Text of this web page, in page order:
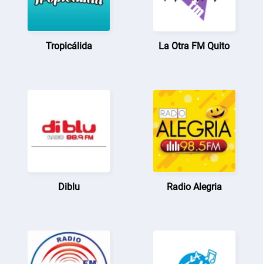
Tropicálida La Otra FM Quito
Diblu Radio Alegria